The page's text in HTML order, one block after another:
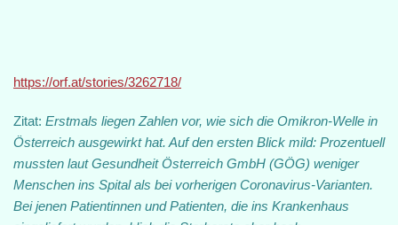
https://orf.at/stories/3262718/
Zitat: Erstmals liegen Zahlen vor, wie sich die Omikron-Welle in
Österreich ausgewirkt hat. Auf den ersten Blick mild: Prozentuell
mussten laut Gesundheit Österreich GmbH (GÖG) weniger
Menschen ins Spital als bei vorherigen Coronavirus-Varianten.
Bei jenen Patientinnen und Patienten, die ins Krankenhaus